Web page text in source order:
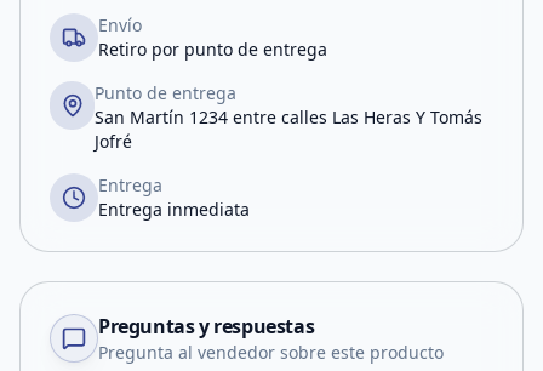
Envío
Retiro por punto de entrega
Punto de entrega
San Martín 1234 entre calles Las Heras Y Tomás
Jofré
Entrega
Entrega inmediata
Preguntas y respuestas
Pregunta al vendedor sobre este producto